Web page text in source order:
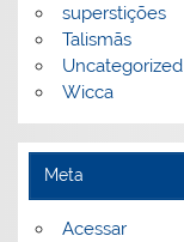
superstições
Talismãs
Uncategorized
Wicca
Meta
Acessar